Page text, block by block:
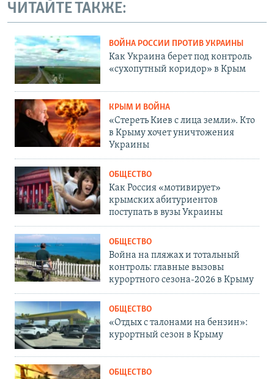
ЧИТАЙТЕ ТАКЖЕ:
ВОЙНА РОССИИ ПРОТИВ УКРАИНЫ
Как Украина берет под контроль
«сухопутный коридор» в Крым
КРЫМ И ВОЙНА
«Стереть Киев с лица земли». Кто
в Крыму хочет уничтожения
Украины
ОБЩЕСТВО
Как Россия «мотивирует»
крымских абитуриентов
поступать в вузы Украины
ОБЩЕСТВО
Война на пляжах и тотальный
контроль: главные вызовы
курортного сезона-2026 в Крыму
ОБЩЕСТВО
«Отдых с талонами на бензин»:
курортный сезон в Крыму
ОБЩЕСТВО